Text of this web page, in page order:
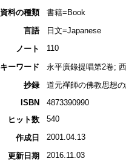
資料の種類
書籍=Book
言語
日文=Japanese
ノート
110
キーワード
永平廣錄提唱第2卷;
抄録
道元禪師の佛教思想
ISBN
4873390990
ヒット数
540
作成日 2001.04.13
更新日期 2016.11.03